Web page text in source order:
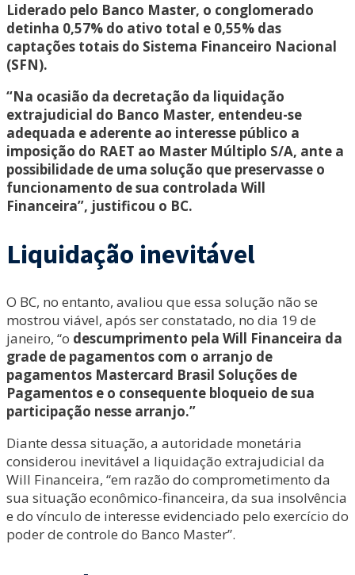
Liderado pelo Banco Master, o conglomerado
detinha 0,57% do ativo total e 0,55% das
captações totais do Sistema Financeiro Nacional
(SFN).
“Na ocasião da decretação da liquidação
extrajudicial do Banco Master, entendeu-se
adequada e aderente ao interesse público a
imposição do RAET ao Master Múltiplo S/A, ante a
possibilidade de uma solução que preservasse o
funcionamento de sua controlada Will
Financeira”, justificou o BC.
Liquidação inevitável
O BC, no entanto, avaliou que essa solução não se
mostrou viável, após ser constatado, no dia 19 de
janeiro, “o descumprimento pela Will Financeira da
grade de pagamentos com o arranjo de
pagamentos Mastercard Brasil Soluções de
Pagamentos e o consequente bloqueio de sua
participação nesse arranjo.”
Diante dessa situação, a autoridade monetária
considerou inevitável a liquidação extrajudicial da
Will Financeira, “em razão do comprometimento da
sua situação econômico-financeira, da sua insolvência
e do vínculo de interesse evidenciado pelo exercício do
poder de controle do Banco Master”.